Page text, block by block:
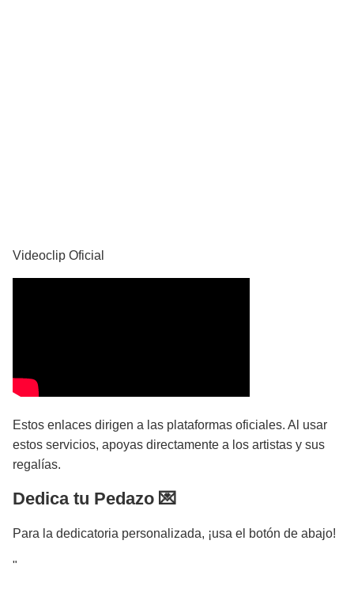
Videoclip Oficial
Estos enlaces dirigen a las plataformas oficiales. Al usar
estos servicios, apoyas directamente a los artistas y sus
regalías.
Dedica tu Pedazo 💌
Para la dedicatoria personalizada, ¡usa el botón de abajo!
"